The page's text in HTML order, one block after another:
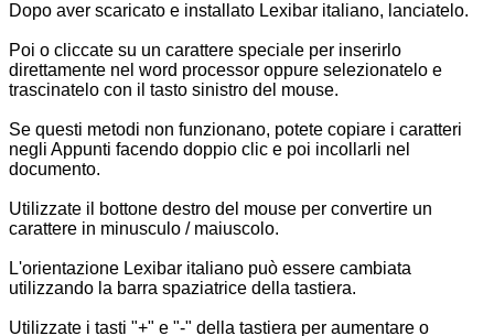
Dopo aver scaricato e installato Lexibar italiano, lanciatelo.
Poi o cliccate su un carattere speciale per inserirlo
direttamente nel word processor oppure selezionatelo e
trascinatelo con il tasto sinistro del mouse.
Se questi metodi non funzionano, potete copiare i caratteri
negli Appunti facendo doppio clic e poi incollarli nel
documento.
Utilizzate il bottone destro del mouse per convertire un
carattere in minusculo / maiuscolo.
L'orientazione Lexibar italiano può essere cambiata
utilizzando la barra spaziatrice della tastiera.
Utilizzate i tasti "+" e "-" della tastiera per aumentare o